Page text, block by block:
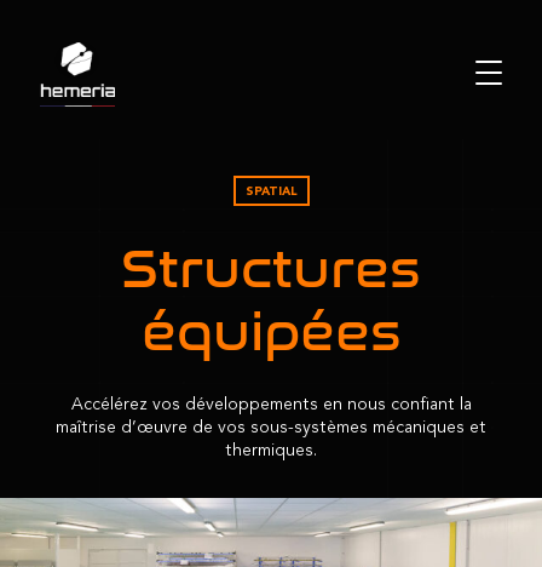
SPATIAL
Structures
équipées
Accélérez vos développements en nous confiant la
maîtrise d’œuvre de vos sous-systèmes mécaniques et
thermiques.